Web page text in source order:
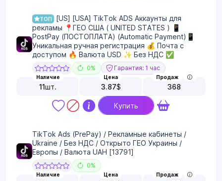
ТОП
[US] [USA] TikTok ADS Аккаунты для
рекламы 📍ГЕО США ( UNITED STATES ) 📱
PostPay (ПОСТОПЛАТА) (Automatic Payment)📱
Уникальная ручная регистрация 💰 Почта с
доступом 🔥 Валюта USD ✨ Без НДС ✅
0% Гарантия: 1 час
Наличие
11шт.
Цена
3.87$
Продаж
368
Купить
TikTok Ads (PrePay) / Рекламные кабинеты /
Ukraine / Без НДС / Открыто ГЕО Украины /
Европы / Валюта UAH [13791]
0%
Наличие Цена Продаж